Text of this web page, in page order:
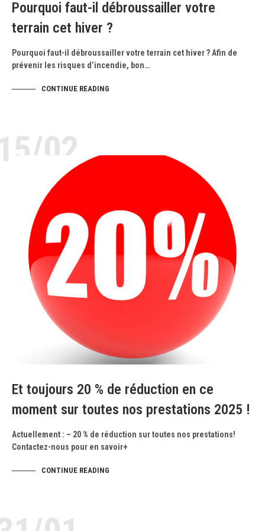
Pourquoi faut-il débroussailler votre
terrain cet hiver ?
Pourquoi faut-il débroussailler votre terrain cet hiver ? Afin de
prévenir les risques d’incendie, bon…
CONTINUE READING
02
Et toujours 20 % de réduction en ce
moment sur toutes nos prestations 2025 !
Actuellement : – 20 % de réduction sur toutes nos prestations!
Contactez-nous pour en savoir+
CONTINUE READING